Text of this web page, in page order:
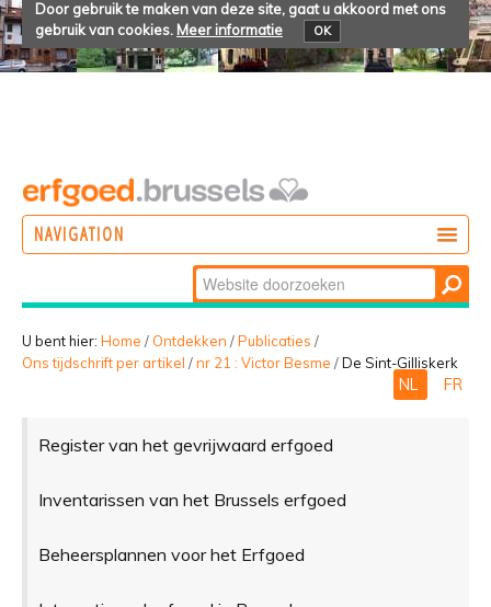
Door gebruik te maken van deze site, gaat u akkoord met ons
gebruik van cookies. Meer informatie OK
NAVIGATION
BELEVEN
Zoek
Geavanceerd
zoeken...
U bent hier: Home / Ontdekken /Publicaties /
Ons tijdschrift per artikel /nr 21 : Victor Besme /De Sint-Gilliskerk
NL FR
Register van het gevrijwaard erfgoed
Inventarissen van het Brussels erfgoed
Beheersplannen voor het Erfgoed